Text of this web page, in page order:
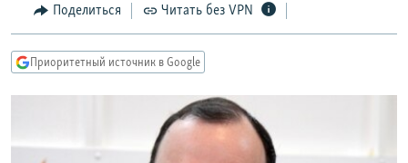
навигации
Вернутся
поиску
IDEL.РЕАЛИИ
СЕВЕР.РЕАЛИИ
РАСПИСАНИЕ ВЕЩАНИЯ
Поделиться Читать без VPN
Приоритетный источник в Google